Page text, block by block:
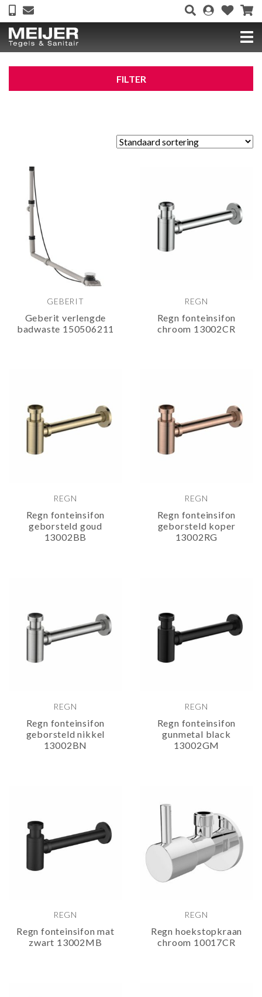
FILTER
GEBERIT
Geberit verlengde
badwaste 150506211
REGN
Regn fonteinsifon
chroom 13002CR
REGN
Regn fonteinsifon
geborsteld goud
13002BB
REGN
Regn fonteinsifon
geborsteld koper
13002RG
REGN
Regn fonteinsifon
geborsteld nikkel
13002BN
REGN
Regn fonteinsifon
gunmetal black
13002GM
REGN
Regn fonteinsifon mat
zwart 13002MB
REGN
Regn hoekstopkraan
chroom 10017CR